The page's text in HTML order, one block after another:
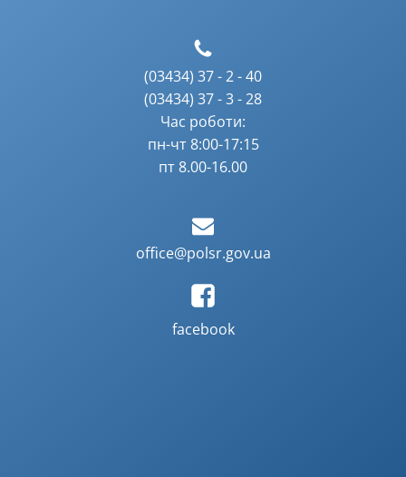
(03434) 37 - 2 - 40
(03434) 37 - 3 - 28
Час роботи:
пн-чт 8:00-17:15
пт 8.00-16.00
office@polsr.gov.ua
facebook